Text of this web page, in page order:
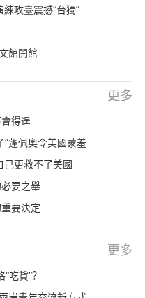
攻臺震撼“台獨”
館開館
更多
得逞
”蓬佩奧令美國蒙羞
己更救不了美國
要之舉
要決定
更多
吃貨”？